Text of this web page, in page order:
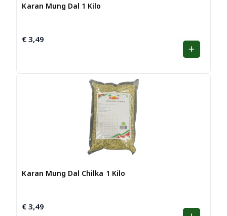
Karan Mung Dal 1 Kilo
€ 3,49
Karan Mung Dal Chilka 1 Kilo
€ 3,49